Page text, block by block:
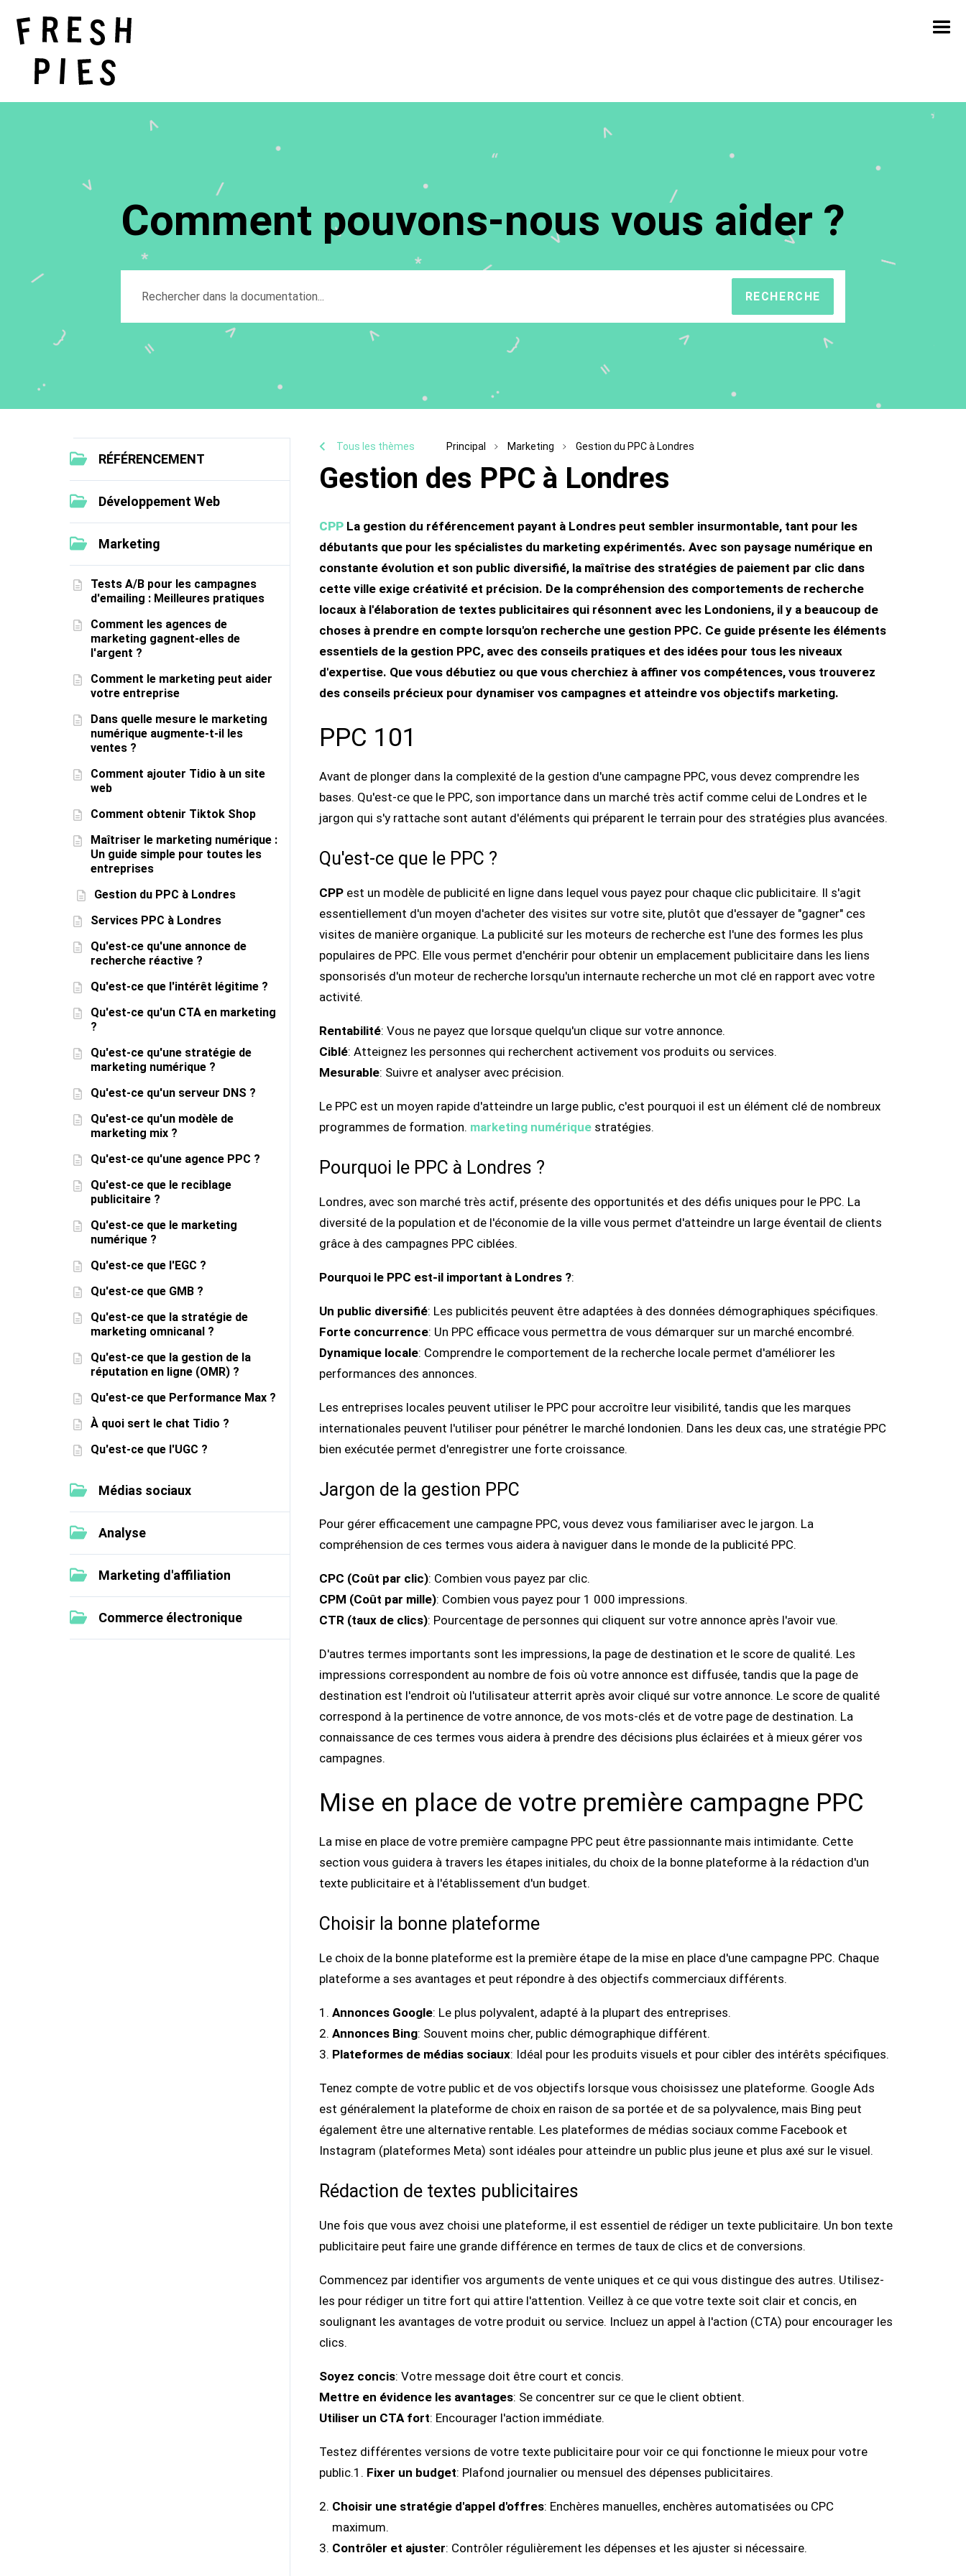
Comment pouvons-nous vous aider ?
RECHERCHE
RÉFÉRENCEMENT
Développement Web
Marketing
Tests A/B pour les campagnes
d'emailing : Meilleures pratiques
Comment les agences de
marketing gagnent-elles de
l'argent ?
Comment le marketing peut aider
votre entreprise
Dans quelle mesure le marketing
numérique augmente-t-il les
ventes ?
Comment ajouter Tidio à un site
web
Comment obtenir Tiktok Shop
Maîtriser le marketing numérique :
Un guide simple pour toutes les
entreprises
Gestion du PPC à Londres
Services PPC à Londres
Qu'est-ce qu'une annonce de
recherche réactive ?
Qu'est-ce que l'intérêt légitime ?
Qu'est-ce qu'un CTA en marketing
?
Qu'est-ce qu'une stratégie de
marketing numérique ?
Qu'est-ce qu'un serveur DNS ?
Qu'est-ce qu'un modèle de
marketing mix ?
Qu'est-ce qu'une agence PPC ?
Qu'est-ce que le reciblage
publicitaire ?
Qu'est-ce que le marketing
numérique ?
Qu'est-ce que l'EGC ?
Qu'est-ce que GMB ?
Qu'est-ce que la stratégie de
marketing omnicanal ?
Qu'est-ce que la gestion de la
réputation en ligne (OMR) ?
Qu'est-ce que Performance Max ?
À quoi sert le chat Tidio ?
Qu'est-ce que l'UGC ?
Médias sociaux
Analyse
Marketing d'affiliation
Commerce électronique
Tous les thèmes Principal Marketing Gestion du PPC à Londres
Gestion des PPC à Londres
CPP La gestion du référencement payant à Londres peut sembler insurmontable, tant pour les
débutants que pour les spécialistes du marketing expérimentés. Avec son paysage numérique en
constante évolution et son public diversifié, la maîtrise des stratégies de paiement par clic dans
cette ville exige créativité et précision. De la compréhension des comportements de recherche
locaux à l'élaboration de textes publicitaires qui résonnent avec les Londoniens, il y a beaucoup de
choses à prendre en compte lorsqu'on recherche une gestion PPC. Ce guide présente les éléments
essentiels de la gestion PPC, avec des conseils pratiques et des idées pour tous les niveaux
d'expertise. Que vous débutiez ou que vous cherchiez à affiner vos compétences, vous trouverez
des conseils précieux pour dynamiser vos campagnes et atteindre vos objectifs marketing.
PPC 101
Avant de plonger dans la complexité de la gestion d'une campagne PPC, vous devez comprendre les
bases. Qu'est-ce que le PPC, son importance dans un marché très actif comme celui de Londres et le
jargon qui s'y rattache sont autant d'éléments qui préparent le terrain pour des stratégies plus avancées.
Qu'est-ce que le PPC ?
CPP est un modèle de publicité en ligne dans lequel vous payez pour chaque clic publicitaire. Il s'agit
essentiellement d'un moyen d'acheter des visites sur votre site, plutôt que d'essayer de "gagner" ces
visites de manière organique. La publicité sur les moteurs de recherche est l'une des formes les plus
populaires de PPC. Elle vous permet d'enchérir pour obtenir un emplacement publicitaire dans les liens
sponsorisés d'un moteur de recherche lorsqu'un internaute recherche un mot clé en rapport avec votre
activité.
Rentabilité: Vous ne payez que lorsque quelqu'un clique sur votre annonce.
Ciblé: Atteignez les personnes qui recherchent activement vos produits ou services.
Mesurable: Suivre et analyser avec précision.
Le PPC est un moyen rapide d'atteindre un large public, c'est pourquoi il est un élément clé de nombreux
programmes de formation. marketing numérique stratégies.
Pourquoi le PPC à Londres ?
Londres, avec son marché très actif, présente des opportunités et des défis uniques pour le PPC. La
diversité de la population et de l'économie de la ville vous permet d'atteindre un large éventail de clients
grâce à des campagnes PPC ciblées.
Pourquoi le PPC est-il important à Londres ?:
Un public diversifié: Les publicités peuvent être adaptées à des données démographiques spécifiques.
Forte concurrence: Un PPC efficace vous permettra de vous démarquer sur un marché encombré.
Dynamique locale: Comprendre le comportement de la recherche locale permet d'améliorer les
performances des annonces.
Les entreprises locales peuvent utiliser le PPC pour accroître leur visibilité, tandis que les marques
internationales peuvent l'utiliser pour pénétrer le marché londonien. Dans les deux cas, une stratégie PPC
bien exécutée permet d'enregistrer une forte croissance.
Jargon de la gestion PPC
Pour gérer efficacement une campagne PPC, vous devez vous familiariser avec le jargon. La
compréhension de ces termes vous aidera à naviguer dans le monde de la publicité PPC.
CPC (Coût par clic): Combien vous payez par clic.
CPM (Coût par mille): Combien vous payez pour 1 000 impressions.
CTR (taux de clics): Pourcentage de personnes qui cliquent sur votre annonce après l'avoir vue.
D'autres termes importants sont les impressions, la page de destination et le score de qualité. Les
impressions correspondent au nombre de fois où votre annonce est diffusée, tandis que la page de
destination est l'endroit où l'utilisateur atterrit après avoir cliqué sur votre annonce. Le score de qualité
correspond à la pertinence de votre annonce, de vos mots-clés et de votre page de destination. La
connaissance de ces termes vous aidera à prendre des décisions plus éclairées et à mieux gérer vos
campagnes.
Mise en place de votre première campagne PPC
La mise en place de votre première campagne PPC peut être passionnante mais intimidante. Cette
section vous guidera à travers les étapes initiales, du choix de la bonne plateforme à la rédaction d'un
texte publicitaire et à l'établissement d'un budget.
Choisir la bonne plateforme
Le choix de la bonne plateforme est la première étape de la mise en place d'une campagne PPC. Chaque
plateforme a ses avantages et peut répondre à des objectifs commerciaux différents.
Annonces Google: Le plus polyvalent, adapté à la plupart des entreprises.
Annonces Bing: Souvent moins cher, public démographique différent.
Plateformes de médias sociaux: Idéal pour les produits visuels et pour cibler des intérêts spécifiques.
Tenez compte de votre public et de vos objectifs lorsque vous choisissez une plateforme. Google Ads
est généralement la plateforme de choix en raison de sa portée et de sa polyvalence, mais Bing peut
également être une alternative rentable. Les plateformes de médias sociaux comme Facebook et
Instagram (plateformes Meta) sont idéales pour atteindre un public plus jeune et plus axé sur le visuel.
Rédaction de textes publicitaires
Une fois que vous avez choisi une plateforme, il est essentiel de rédiger un texte publicitaire. Un bon texte
publicitaire peut faire une grande différence en termes de taux de clics et de conversions.
Commencez par identifier vos arguments de vente uniques et ce qui vous distingue des autres. Utilisez-
les pour rédiger un titre fort qui attire l'attention. Veillez à ce que votre texte soit clair et concis, en
soulignant les avantages de votre produit ou service. Incluez un appel à l'action (CTA) pour encourager les
clics.
Soyez concis: Votre message doit être court et concis.
Mettre en évidence les avantages: Se concentrer sur ce que le client obtient.
Utiliser un CTA fort: Encourager l'action immédiate.
Testez différentes versions de votre texte publicitaire pour voir ce qui fonctionne le mieux pour votre
public.1. Fixer un budget: Plafond journalier ou mensuel des dépenses publicitaires.
Choisir une stratégie d'appel d'offres: Enchères manuelles, enchères automatisées ou CPC
maximum.
Contrôler et ajuster: Contrôler régulièrement les dépenses et les ajuster si nécessaire.